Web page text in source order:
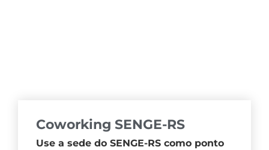
Coworking SENGE-RS
Use a sede do SENGE-RS como ponto